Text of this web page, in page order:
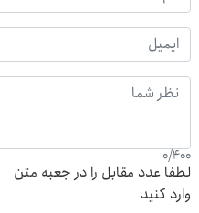
0/400
لطفا عدد مقابل را در جعبه متن
وارد کنید